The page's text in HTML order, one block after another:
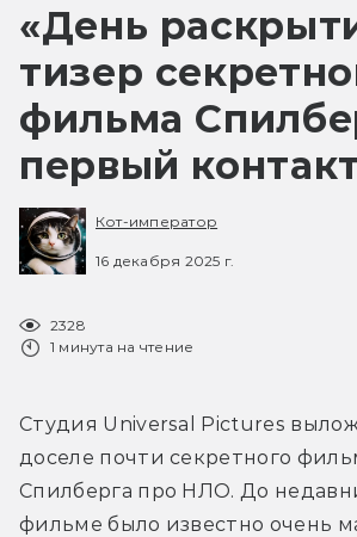
«День
тизер
фильма
первый
Кот-император
16 декабря 2025 г.
2328
1 минута на чтение
Студия Universal Pictures
доселе почти секретного
Спилберга про НЛО. До
фильме было известно очень